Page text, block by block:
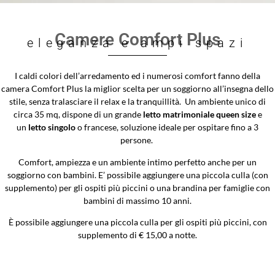
Camere Comfort Plus
eleganza e ampi spazi
I caldi colori dell’arredamento ed i numerosi comfort fanno della
camera Comfort Plus la miglior scelta per un soggiorno all’insegna dello
stile, senza tralasciare il relax e la tranquillità. Un ambiente unico di
circa 35 mq, dispone di un grande letto matrimoniale queen sizee
un letto singoloo francese, soluzione ideale per ospitare fino a 3
persone.
Comfort, ampiezza e un ambiente intimo perfetto anche per un
soggiorno con bambini. E’ possibile aggiungere una piccola culla (con
supplemento) per gli ospiti più piccini o una brandina per famiglie con
bambini di massimo 10 anni.
È possibile aggiungere una piccola culla per gli ospiti più piccini, con
supplemento di € 15,00 a notte.